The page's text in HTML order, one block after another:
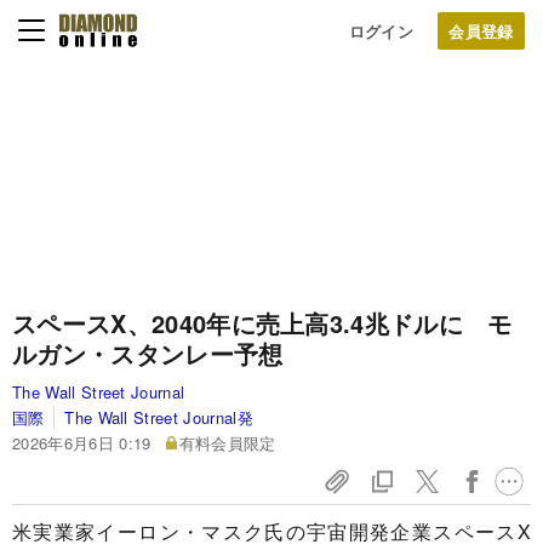
ログイン
スペースX、2040年に売上高3.4兆ドルに モ
ルガン・スタンレー予想
The Wall Street Journal
国際
The Wall Street Journal発
2026年6月6日 0:19
有料会員限定
米実業家イーロン・マスク氏の宇宙開発企業スペースX